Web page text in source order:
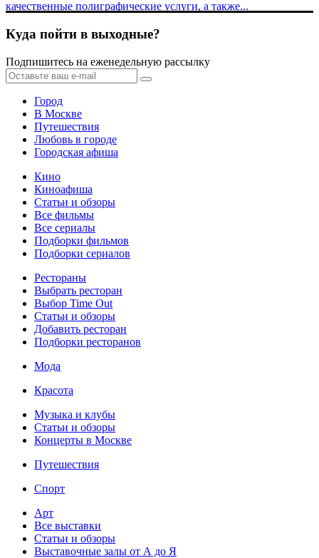
качественные полиграфические услуги, а также...
Куда пойти в выходные?
Подпишитесь на еженедельную рассылку
Город
В Москве
Путешествия
Любовь в городе
Городская афиша
Кино
Киноафиша
Статьи и обзоры
Все фильмы
Все сериалы
Подборки фильмов
Подборки сериалов
Рестораны
Выбрать ресторан
Выбор Time Out
Статьи и обзоры
Добавить ресторан
Подборки ресторанов
Мода
Красота
Музыка и клубы
Статьи и обзоры
Концерты в Москве
Путешествия
Спорт
Арт
Все выставки
Статьи и обзоры
Выставочные залы от А до Я